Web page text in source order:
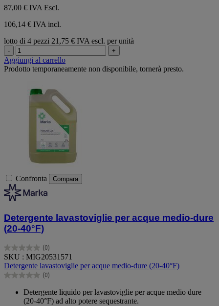
87,00 € IVA Escl.
106,14 € IVA incl.
lotto di 4 pezzi 21,75 € IVA escl. per unità
- +
Aggiungi al carrello
Prodotto temporaneamente non disponibile, tornerà presto.
Confronta Compara
Detergente lavastoviglie per acque medio-dure
(20-40°F)
(0)
0.0
su
5
stelle.
SKU : MIG20531571
Detergente lavastoviglie per acque medio-dure (20-40°F)
(0)
0.0
Detergente liquido per lavastoviglie per acque medio dure
(20-40°F) ad alto potere sequestrante.